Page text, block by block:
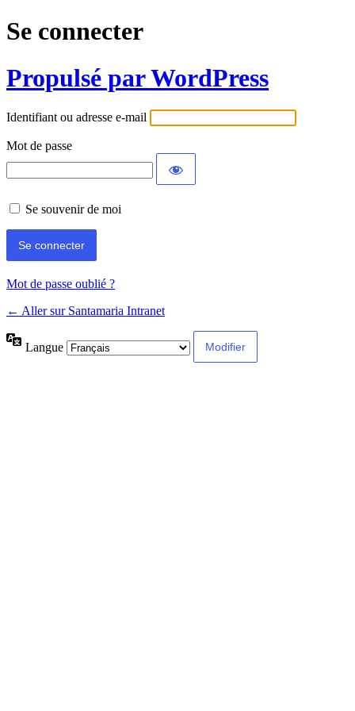
Se connecter
Propulsé par WordPress
Identifiant ou adresse e-mail
Mot de passe
Se souvenir de moi
Mot de passe oublié ?
← Aller sur Santamaria Intranet
Langue